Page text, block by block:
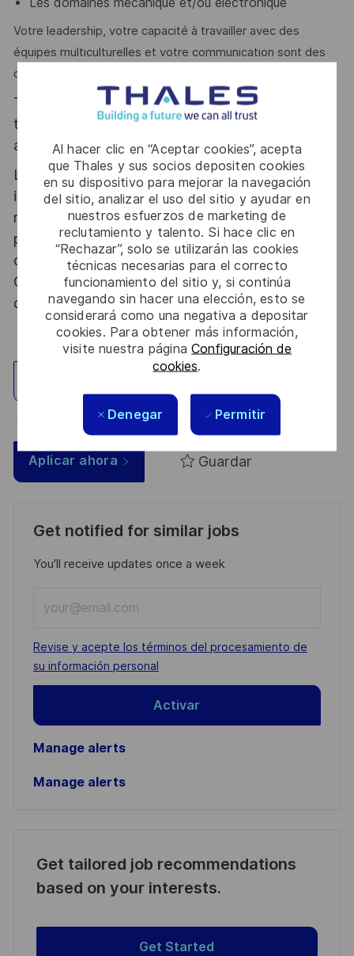
Al hacer clic en “Aceptar cookies”, acepta
que Thales y sus socios depositen cookies
en su dispositivo para mejorar la navegación
del sitio, analizar el uso del sitio y ayudar en
nuestros esfuerzos de marketing de
reclutamiento y talento. Si hace clic en
“Rechazar”, solo se utilizarán las cookies
técnicas necesarias para el correcto
funcionamiento del sitio y, si continúa
navegando sin hacer una elección, esto se
considerará como una negativa a depositar
cookies. Para obtener más información,
visite nuestra páginaConfiguración de
cookies.
Denegar Permitir
Votre leadership, votre capacité à travailler avec des
équipes multiculturelles et votre communication sont des
qualités que l'on vous reconnait.
Thales, entreprise Handi-Engagée, reconnait
tous les talents. La diversité est notre meilleur
atout. Postulez et rejoignez nous !
Le poste pouvant nécessiter d'accéder à des
informations relevant du secret de la défense
nationale, la personne retenue fera l'objet d'une
procédure d’habilitation, conformément aux
dispositions des articles R.2311-1 et suivants du
Code de la défense et de l’IGI 1300 SGDSN/PSE
du 09 août 2021.
Aplicar ahora Guardar
Get notified for similar jobs
You'll receive updates once a week
Email
address
(Required)
Required
Revise y acepte los términos del procesamiento de
su información personal
Activar
Manage alerts
Manage alerts
Get tailored job recommendations
based on your interests.
Get Started